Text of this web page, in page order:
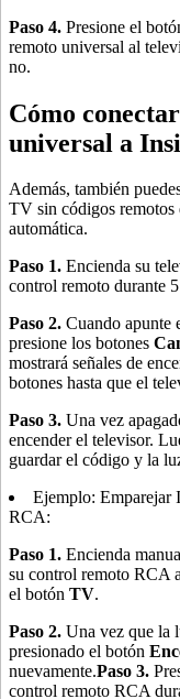
Paso 4. Presione el
remoto universal al
no.
Cómo
universal a
Además, también
TV sin códigos remotos
automática.
Paso 1. Encienda su
control remoto durante
Paso 2. Cuando apunte
presione los botones
mostrará señales de
botones hasta que el
Paso 3. Una vez
encender el televisor.
guardar el código y la
Ejemplo: Emparejar
RCA:
Paso 1. Encienda
su control remoto RCA
el botón TV.
Paso 2. Una vez que la
presionado el botón
nuevamente.Paso 3.
control remoto RCA